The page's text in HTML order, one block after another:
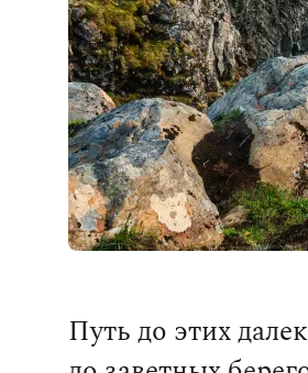
Путь до этих